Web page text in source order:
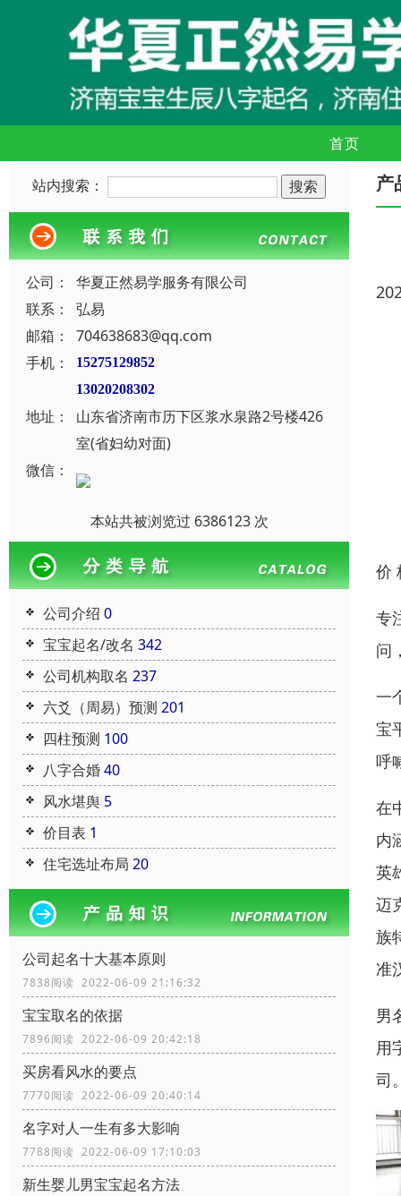
首页
站内搜索：
公司：
华夏正然易学服务有限公司
联系：
弘易
邮箱：
704638683@qq.com
手机：
15275129852
13020208302
地址：
山东省济南市历下区浆水泉路2号楼426
室(省妇幼对面)
微信：
本站共被浏览过 6386123 次
公司介绍 0
宝宝起名/改名 342
公司机构取名 237
六爻（周易）预测 201
四柱预测 100
八字合婚40
风水堪舆 5
价目表 1
住宅选址布局 20
公司起名十大基本原则
7838阅读 2022-06-09 21:16:32
宝宝取名的依据
7896阅读 2022-06-09 20:42:18
买房看风水的要点
7770阅读 2022-06-09 20:40:14
名字对人一生有多大影响
7788阅读 2022-06-09 17:10:03
新生婴儿男宝宝起名方法
产
价
专
问
一
宝
呼
在
内
英
迈
族
准
男
用
司